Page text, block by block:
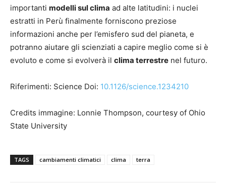
importanti modelli sul clima ad alte latitudini: i nuclei
estratti in Perù finalmente forniscono preziose
informazioni anche per l’emisfero sud del pianeta, e
potranno aiutare gli scienziati a capire meglio come si è
evoluto e come si evolverà il clima terrestre nel futuro.
Riferimenti: Science Doi: 10.1126/science.1234210
Credits immagine: Lonnie Thompson, courtesy of Ohio
State University
TAGS cambiamenti climatici clima terra